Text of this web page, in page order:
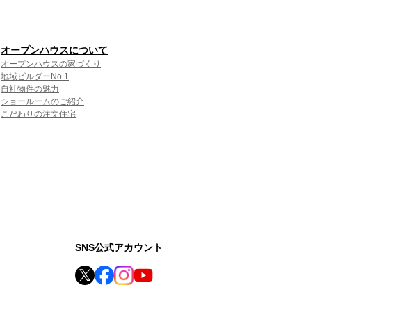
オープンハウスについて
オープンハウスの家づくり
地域ビルダーNo.1
自社物件の魅力
ショールームのご紹介
こだわりの注文住宅
SNS公式アカウント